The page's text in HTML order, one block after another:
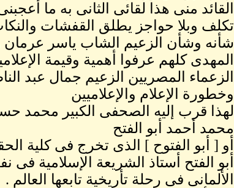
القائد منى هذا لقائى الثانى به ما
تكلف وبلا حواجز يطلق القفشات
شأنه وشأن الزعيم الشاب ياسر عرمان
المهدى كلهم عرفوا أهمية وقيمة
الزعماء المصريين الزعيم جمال عبد
وخطورة الإعلام والإعلاميين
لهذا قرب إليه الصحفى الكبير محمد
محمد أحمد أبو الفتح
أو [ أبو الفتوح ] الذى تخرج فى كلية
أبو الفتح أستاذ الشريعة الإسلامية
الألمانى فى رحلة تأريخية تابعها العالم .